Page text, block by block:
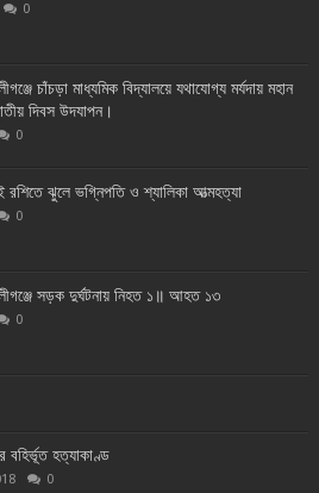
0
চাঁচড়া মাধ্যমিক বিদ্যালয়ে যথাযোগ্য মর্যদায় মহান
দিবস উদযাপন।
0
রশিতে ঝুলে ভগ্নিপতি ও শ্যালিকা আত্মহত্যা
0
সড়ক দুর্ঘটনায় নিহত ১॥ আহত ১৩
0
বহির্ভূত হত্যাকাণ্ড
0